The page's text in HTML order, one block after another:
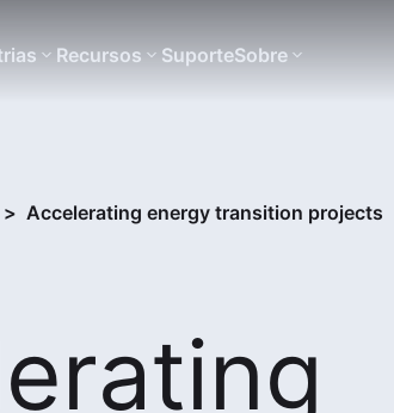
Recursos SuporteSobre
> Accelerating energy transition projects